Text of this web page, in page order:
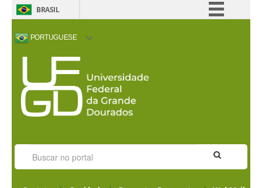
BRASIL
PORTUGUESE
ACESSIBILIDADE ALTO CONTRASTE
VISITORS